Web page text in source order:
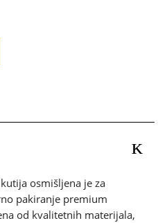
osmišljena je za
pakiranje premium
od kvalitetnih materijala,